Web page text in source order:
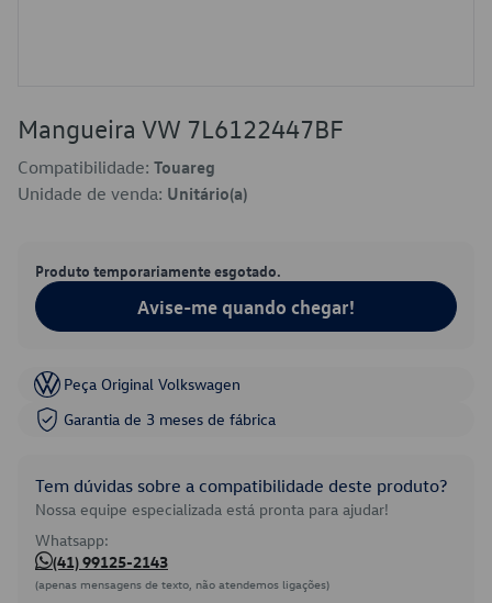
Mangueira VW 7L6122447BF
Compatibilidade: Touareg
Unidade de venda: Unitário(a)
Produto temporariamente esgotado.
Avise-me quando chegar!
Peça Original Volkswagen
Garantia de 3 meses de fábrica
Tem dúvidas sobre a compatibilidade deste produto?
Nossa equipe especializada está pronta para ajudar!
Whatsapp:
(41) 99125-2143
(apenas mensagens de texto, não atendemos ligações)